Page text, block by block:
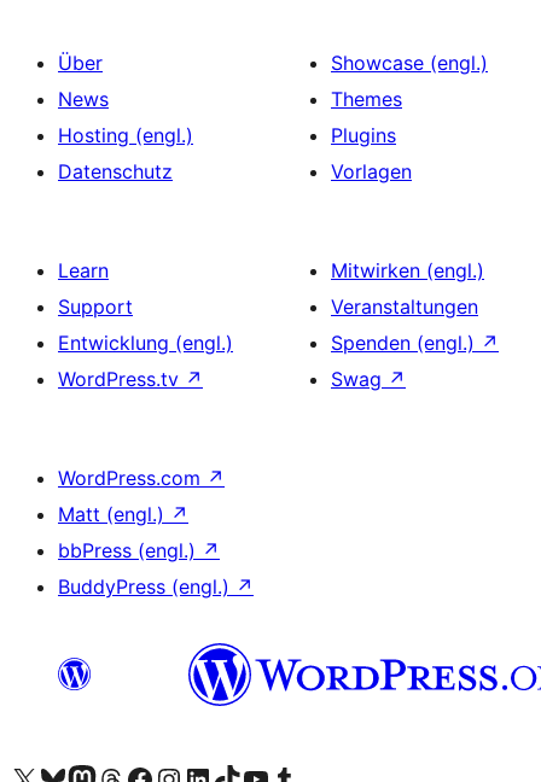
Über
News
Hosting (engl.)
Datenschutz
Showcase (engl.)
Themes
Plugins
Vorlagen
Learn
Support
Entwicklung (engl.)
WordPress.tv ↗
Mitwirken (engl.)
Veranstaltungen
Spenden (engl.) ↗
Swag ↗
WordPress.com ↗
Matt (engl.) ↗
bbPress (engl.) ↗
BuddyPress (engl.) ↗